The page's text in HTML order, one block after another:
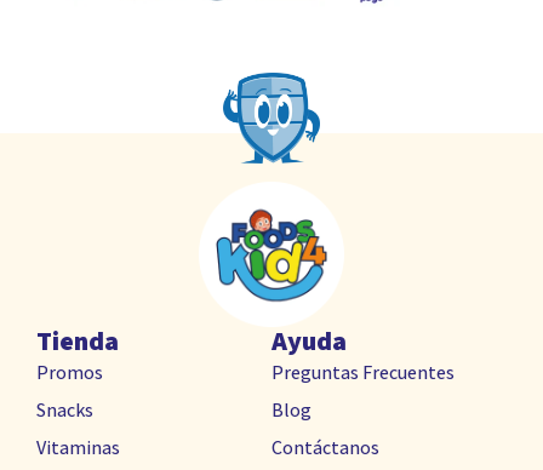
Tienda
Promos
Snacks
Vitaminas
Ayuda
Preguntas Frecuentes
Blog
Contáctanos